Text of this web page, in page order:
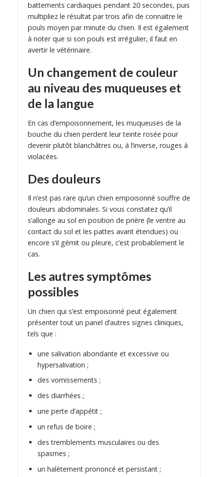
battements cardiaques pendant 20 secondes, puis
multipliez le résultat par trois afin de connaitre le
pouls moyen par minute du chien. Il est également
à noter que si son pouls est irrégulier, il faut en
avertir le vétérinaire.
Un changement de couleur
au niveau des muqueuses et
de la langue
En cas d’empoisonnement, les muqueuses de la
bouche du chien perdent leur teinte rosée pour
devenir plutôt blanchâtres ou, à l’inverse, rouges à
violacées.
Des douleurs
Il n’est pas rare qu’un chien empoisonné souffre de
douleurs abdominales. Si vous constatez qu’il
s’allonge au sol en position de prière (le ventre au
contact du sol et les pattes avant étendues) ou
encore s’il gémit ou pleure, c’est probablement le
cas.
Les autres symptômes
possibles
Un chien qui s’est empoisonné peut également
présenter tout un panel d’autres signes cliniques,
tels que :
une salivation abondante et excessive ou
hypersalivation ;
des vomissements ;
des diarrhées ;
une perte d’appétit ;
un refus de boire ;
des tremblements musculaires ou des
spasmes ;
un halètement prononcé et persistant ;